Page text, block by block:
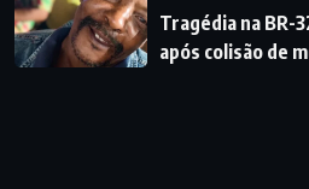
Tragédia na BR-
após colisão de